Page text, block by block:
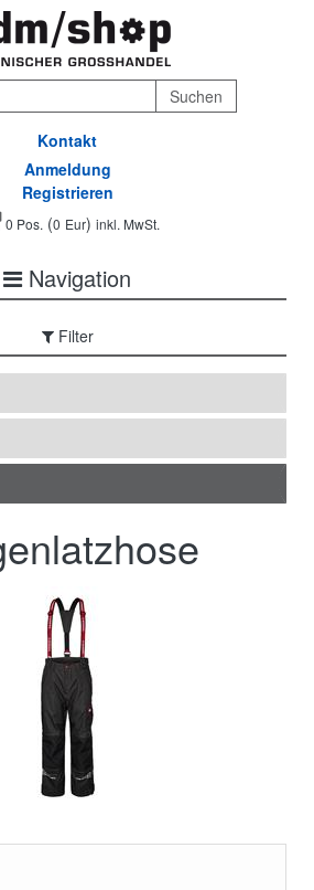
Kontakt
Anmeldung
Registrieren
0 Pos.(0 Eur) inkl. MwSt.
Navigation
Filter